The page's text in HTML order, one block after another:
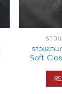
ราว
ราวแขว
Soft